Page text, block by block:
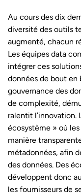
Au cours des dix
diversité des outils
augmenté, chacun
Les équipes data
intégrer ces
données de bout en
gouvernance des
de complexité,
ralentit l’innovation.
écosystème » où
manière
métadonnées, afin
des données. Des
développent donc
les fournisseurs de